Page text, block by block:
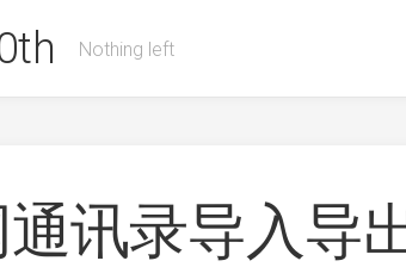
Nothing left
通讯录导入导